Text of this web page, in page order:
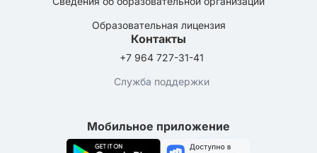
Образовательная лицензия
Контакты
+7 964 727-31-41
Служба поддержки
Мобильное приложение